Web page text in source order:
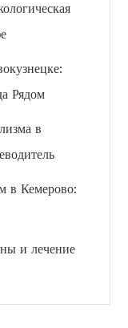
Рядом
в
в Кемерово:
и лечение